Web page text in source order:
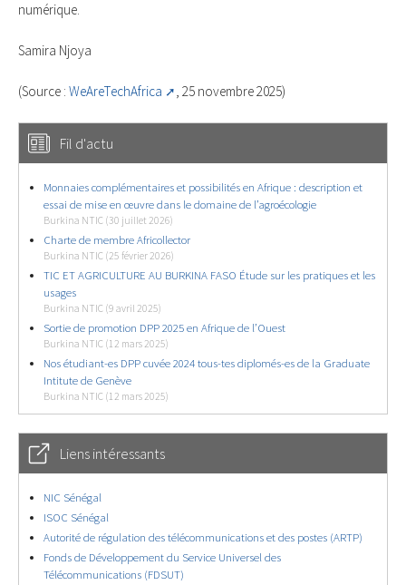
numérique.
Samira Njoya
(Source : WeAreTechAfrica , 25 novembre 2025)
Fil d'actu
Monnaies complémentaires et possibilités en Afrique : description et
essai de mise en œuvre dans le domaine de l’agroécologie
Burkina NTIC (30 juillet 2026)
Charte de membre Africollector
Burkina NTIC (25 février 2026)
TIC ET AGRICULTURE AU BURKINA FASO Étude sur les pratiques et les
usages
Burkina NTIC (9 avril 2025)
Sortie de promotion DPP 2025 en Afrique de l’Ouest
Burkina NTIC (12 mars 2025)
Nos étudiant-es DPP cuvée 2024 tous-tes diplomés-es de la Graduate
Intitute de Genève
Burkina NTIC (12 mars 2025)
Liens intéressants
NIC Sénégal
ISOC Sénégal
Autorité de régulation des télécommunications et des postes (ARTP)
Fonds de Développement du Service Universel des
Télécommunications (FDSUT)